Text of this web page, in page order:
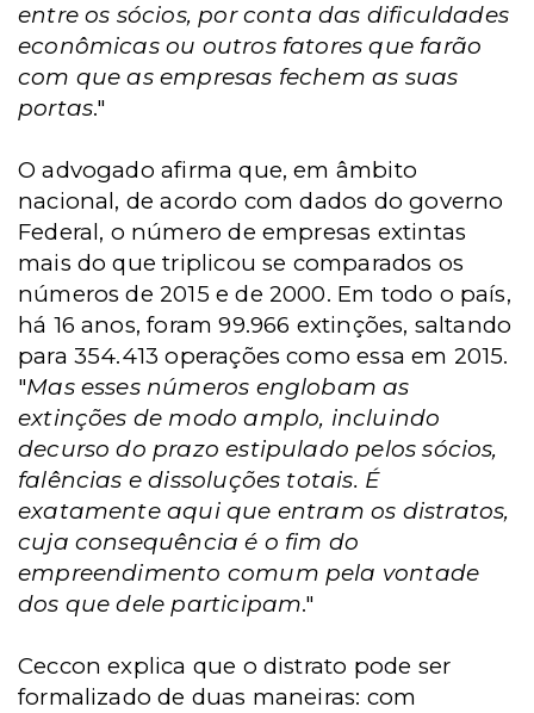
entre os sócios, por conta das dificuldades
econômicas ou outros fatores que farão
com que as empresas fechem as suas
portas."
O advogado afirma que, em âmbito
nacional, de acordo com dados do governo
Federal, o número de empresas extintas
mais do que triplicou se comparados os
números de 2015 e de 2000. Em todo o país,
há 16 anos, foram 99.966 extinções, saltando
para 354.413 operações como essa em 2015.
"Mas esses números englobam as
extinções de modo amplo, incluindo
decurso do prazo estipulado pelos sócios,
falências e dissoluções totais. É
exatamente aqui que entram os distratos,
cuja consequência é o fim do
empreendimento comum pela vontade
dos que dele participam."
Ceccon explica que o distrato pode ser
formalizado de duas maneiras: com